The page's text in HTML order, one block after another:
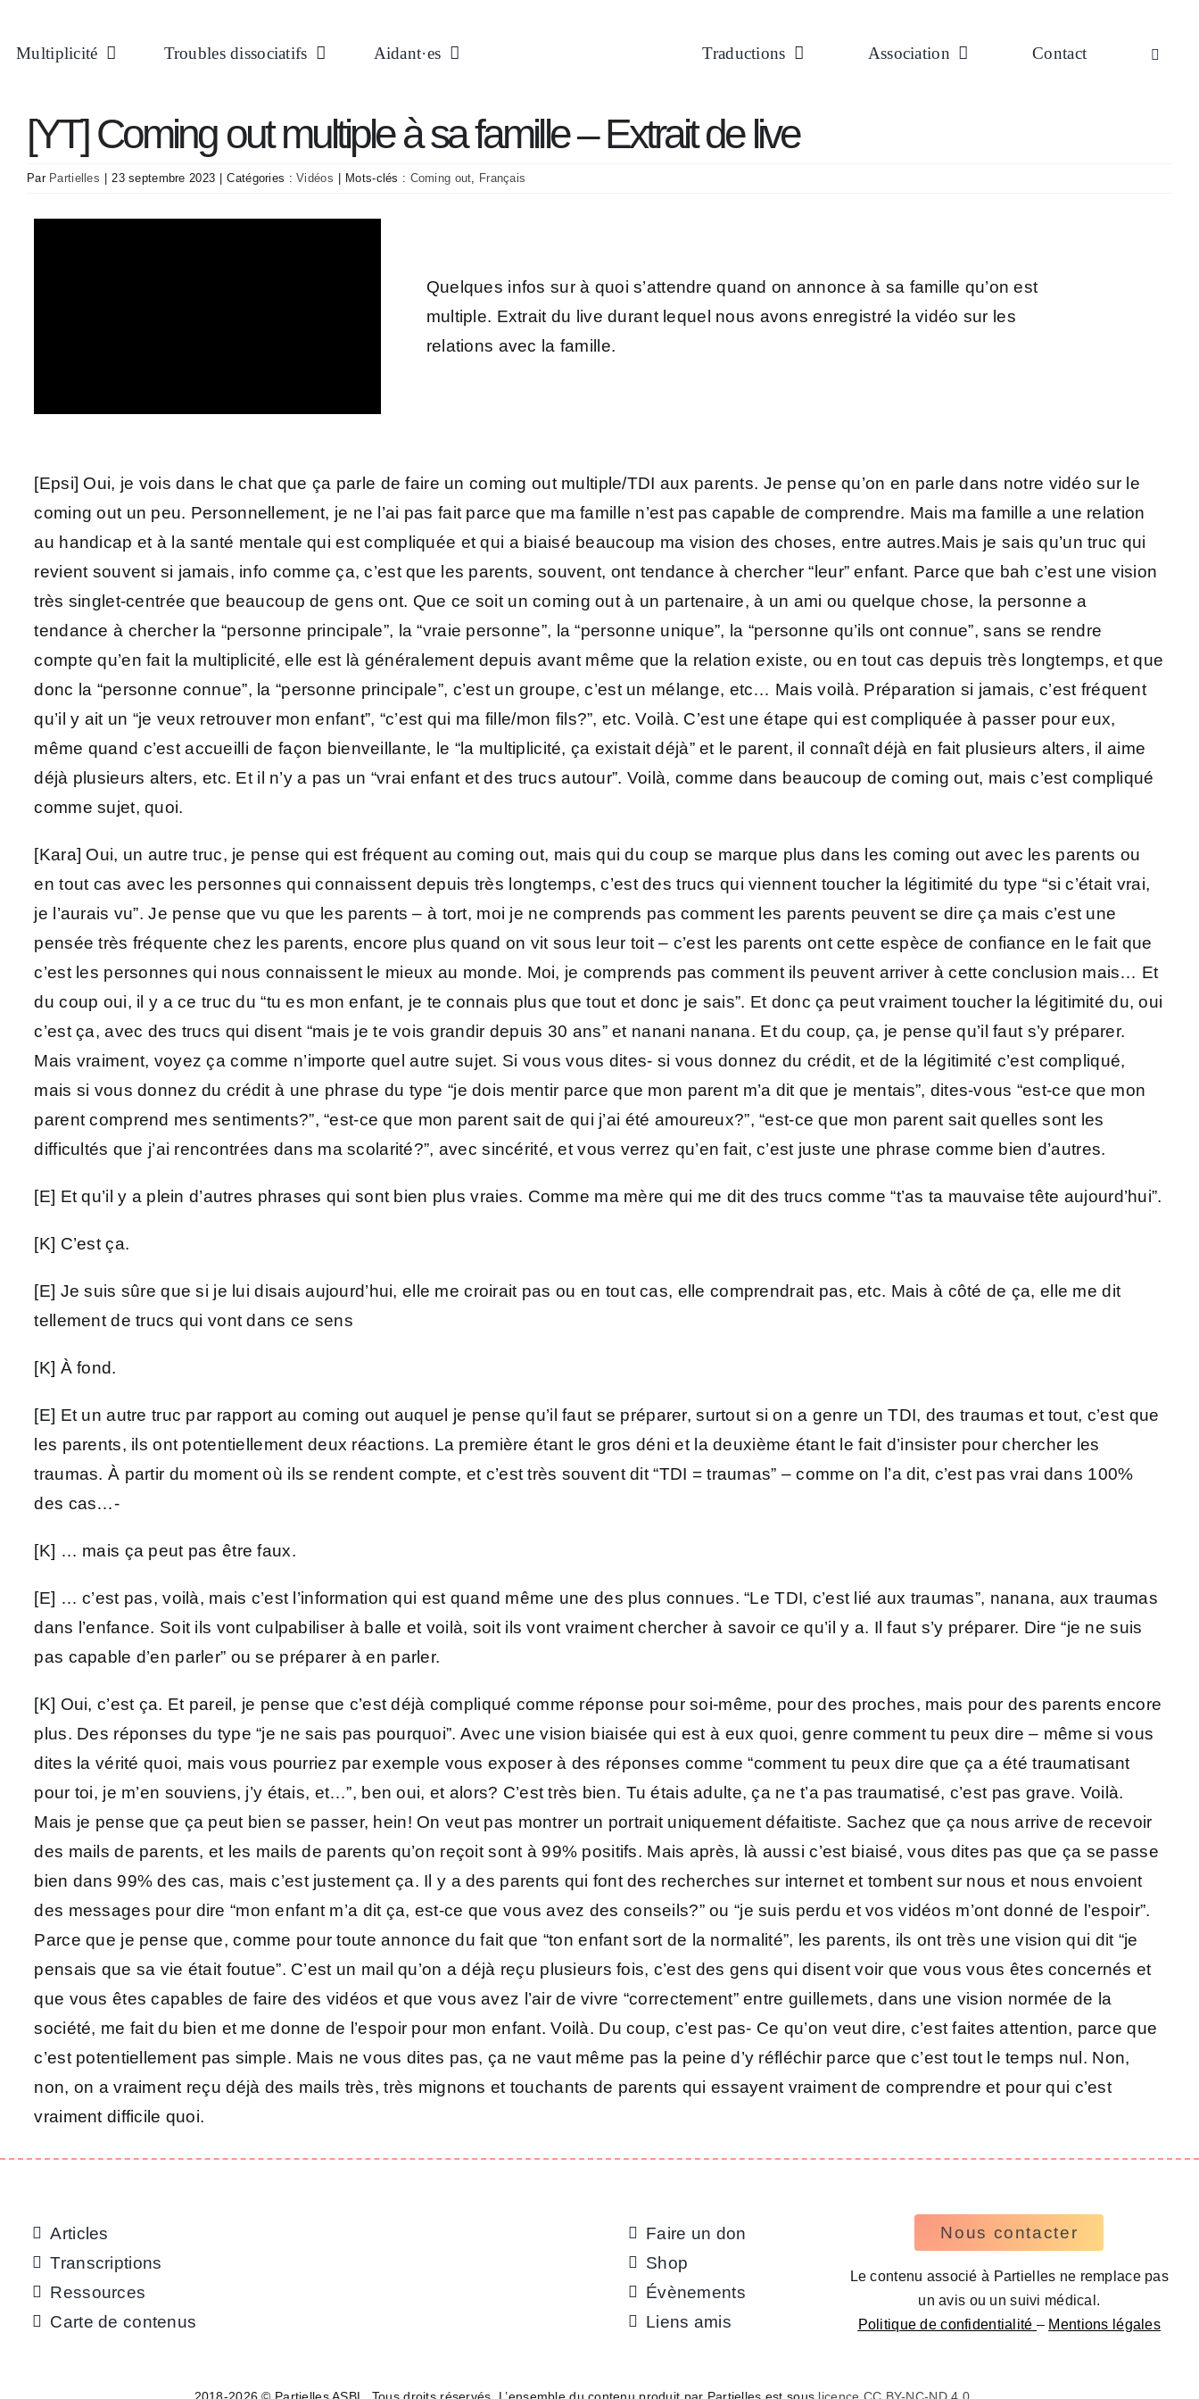
au
Multiplicité Troubles dissociatifs Aidant·es Traductions Association Contact
[YT] Coming out multiple à sa famille – Extrait de live
Par Partielles 23 septembre 2023 Catégories :Vidéos Mots-clés : Coming out, Français
Quelques infos sur à quoi s’attendre quand on annonce à sa famille qu’on est
multiple. Extrait du live durant lequel nous avons enregistré la vidéo sur les
relations avec la famille.
[Epsi] Oui, je vois dans le chat que ça parle de faire un coming out multiple/TDI aux parents. Je pense qu’on en parle dans notre vidéo sur le
coming out un peu. Personnellement, je ne l’ai pas fait parce que ma famille n’est pas capable de comprendre. Mais ma famille a une relation
au handicap et à la santé mentale qui est compliquée et qui a biaisé beaucoup ma vision des choses, entre autres.Mais je sais qu’un truc qui
revient souvent si jamais, info comme ça, c’est que les parents, souvent, ont tendance à chercher “leur” enfant. Parce que bah c’est une vision
très singlet-centrée que beaucoup de gens ont. Que ce soit un coming out à un partenaire, à un ami ou quelque chose, la personne a
tendance à chercher la “personne principale”, la “vraie personne”, la “personne unique”, la “personne qu’ils ont connue”, sans se rendre
compte qu’en fait la multiplicité, elle est là généralement depuis avant même que la relation existe, ou en tout cas depuis très longtemps, et que
donc la “personne connue”, la “personne principale”, c’est un groupe, c’est un mélange, etc… Mais voilà. Préparation si jamais, c’est fréquent
qu’il y ait un “je veux retrouver mon enfant”, “c’est qui ma fille/mon fils?”, etc. Voilà. C’est une étape qui est compliquée à passer pour eux,
même quand c’est accueilli de façon bienveillante, le “la multiplicité, ça existait déjà” et le parent, il connaît déjà en fait plusieurs alters, il aime
déjà plusieurs alters, etc. Et il n’y a pas un “vrai enfant et des trucs autour”. Voilà, comme dans beaucoup de coming out, mais c’est compliqué
comme sujet, quoi.
[Kara] Oui, un autre truc, je pense qui est fréquent au coming out, mais qui du coup se marque plus dans les coming out avec les parents ou
en tout cas avec les personnes qui connaissent depuis très longtemps, c’est des trucs qui viennent toucher la légitimité du type “si c’était vrai,
je l’aurais vu”. Je pense que vu que les parents – à tort, moi je ne comprends pas comment les parents peuvent se dire ça mais c’est une
pensée très fréquente chez les parents, encore plus quand on vit sous leur toit – c’est les parents ont cette espèce de confiance en le fait que
c’est les personnes qui nous connaissent le mieux au monde. Moi, je comprends pas comment ils peuvent arriver à cette conclusion mais… Et
du coup oui, il y a ce truc du “tu es mon enfant, je te connais plus que tout et donc je sais”. Et donc ça peut vraiment toucher la légitimité du, oui
c’est ça, avec des trucs qui disent “mais je te vois grandir depuis 30 ans” et nanani nanana. Et du coup, ça, je pense qu’il faut s’y préparer.
Mais vraiment, voyez ça comme n’importe quel autre sujet. Si vous vous dites- si vous donnez du crédit, et de la légitimité c’est compliqué,
mais si vous donnez du crédit à une phrase du type “je dois mentir parce que mon parent m’a dit que je mentais”, dites-vous “est-ce que mon
parent comprend mes sentiments?”, “est-ce que mon parent sait de qui j’ai été amoureux?”, “est-ce que mon parent sait quelles sont les
difficultés que j’ai rencontrées dans ma scolarité?”, avec sincérité, et vous verrez qu’en fait, c’est juste une phrase comme bien d’autres.
[E] Et qu’il y a plein d’autres phrases qui sont bien plus vraies. Comme ma mère qui me dit des trucs comme “t’as ta mauvaise tête aujourd’hui”.
[K] C’est ça.
[E] Je suis sûre que si je lui disais aujourd’hui, elle me croirait pas ou en tout cas, elle comprendrait pas, etc. Mais à côté de ça, elle me dit
tellement de trucs qui vont dans ce sens
[K] À fond.
[E] Et un autre truc par rapport au coming out auquel je pense qu’il faut se préparer, surtout si on a genre un TDI, des traumas et tout, c’est que
les parents, ils ont potentiellement deux réactions. La première étant le gros déni et la deuxième étant le fait d’insister pour chercher les
traumas. À partir du moment où ils se rendent compte, et c’est très souvent dit “TDI = traumas” – comme on l’a dit, c’est pas vrai dans 100%
des cas…-
[K] … mais ça peut pas être faux.
[E] … c’est pas, voilà, mais c’est l’information qui est quand même une des plus connues. “Le TDI, c’est lié aux traumas”, nanana, aux traumas
dans l’enfance. Soit ils vont culpabiliser à balle et voilà, soit ils vont vraiment chercher à savoir ce qu’il y a. Il faut s’y préparer. Dire “je ne suis
pas capable d’en parler” ou se préparer à en parler.
[K] Oui, c’est ça. Et pareil, je pense que c’est déjà compliqué comme réponse pour soi-même, pour des proches, mais pour des parents encore
plus. Des réponses du type “je ne sais pas pourquoi”. Avec une vision biaisée qui est à eux quoi, genre comment tu peux dire – même si vous
dites la vérité quoi, mais vous pourriez par exemple vous exposer à des réponses comme “comment tu peux dire que ça a été traumatisant
pour toi, je m’en souviens, j’y étais, et…”, ben oui, et alors? C’est très bien. Tu étais adulte, ça ne t’a pas traumatisé, c’est pas grave. Voilà.
Mais je pense que ça peut bien se passer, hein! On veut pas montrer un portrait uniquement défaitiste. Sachez que ça nous arrive de recevoir
des mails de parents, et les mails de parents qu’on reçoit sont à 99% positifs. Mais après, là aussi c’est biaisé, vous dites pas que ça se passe
bien dans 99% des cas, mais c’est justement ça. Il y a des parents qui font des recherches sur internet et tombent sur nous et nous envoient
des messages pour dire “mon enfant m’a dit ça, est-ce que vous avez des conseils?” ou “je suis perdu et vos vidéos m’ont donné de l’espoir”.
Parce que je pense que, comme pour toute annonce du fait que “ton enfant sort de la normalité”, les parents, ils ont très une vision qui dit “je
pensais que sa vie était foutue”. C’est un mail qu’on a déjà reçu plusieurs fois, c’est des gens qui disent voir que vous vous êtes concernés et
que vous êtes capables de faire des vidéos et que vous avez l’air de vivre “correctement” entre guillemets, dans une vision normée de la
société, me fait du bien et me donne de l’espoir pour mon enfant. Voilà. Du coup, c’est pas- Ce qu’on veut dire, c’est faites attention, parce que
c’est potentiellement pas simple. Mais ne vous dites pas, ça ne vaut même pas la peine d’y réfléchir parce que c’est tout le temps nul. Non,
non, on a vraiment reçu déjà des mails très, très mignons et touchants de parents qui essayent vraiment de comprendre et pour qui c’est
vraiment difficile quoi.
Articles
Transcriptions
Ressources
Carte de contenus
Faire un don
Shop
Évènements
Liens amis
Nous contacter
Le contenu associé à Partielles ne remplace pas
un avis ou un suivi médical.
Politique de confidentialité – Mentions légales